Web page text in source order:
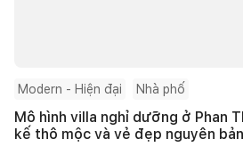
Modern - Hiện đại Nhà phố
Mô hình villa nghỉ dưỡng ở Phan
kế thô mộc và vẻ đẹp nguyên bản